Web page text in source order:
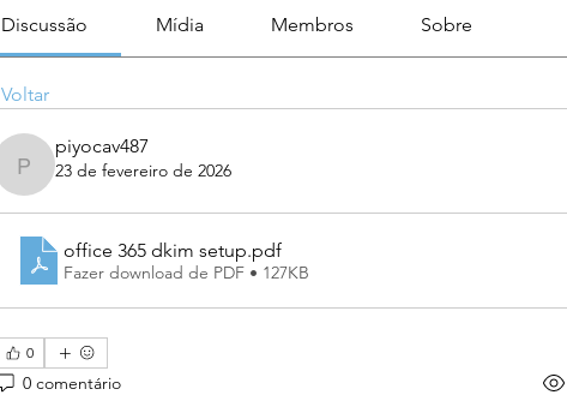
Discussão Mídia Membros Sobre
Voltar
piyocav487
piyocav487
23 de fevereiro de 2026
office 365 dkim setup.pdf
Fazer download de PDF • 127KB
0
0 comentário